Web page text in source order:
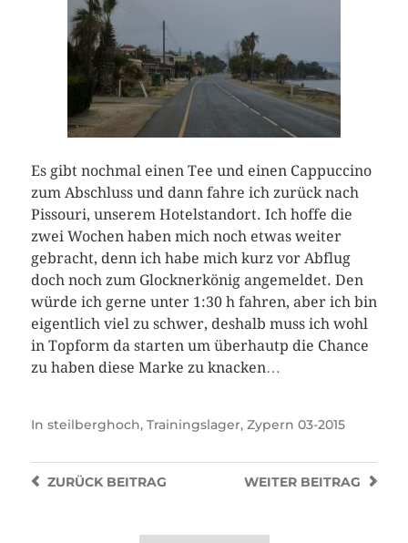
Es gibt nochmal einen Tee und einen Cappuccino
zum Abschluss und dann fahre ich zurück nach
Pissouri, unserem Hotelstandort. Ich hoffe die
zwei Wochen haben mich noch etwas weiter
gebracht, denn ich habe mich kurz vor Abflug
doch noch zum Glocknerkönig angemeldet. Den
würde ich gerne unter 1:30 h fahren, aber ich bin
eigentlich viel zu schwer, deshalb muss ich wohl
in Topform da starten um überhautp die Chance
zu haben diese Marke zu knacken…
In steilberghoch, Trainingslager, Zypern 03-2015
WEITER BEITRAG
ZURÜCKBEITRAG